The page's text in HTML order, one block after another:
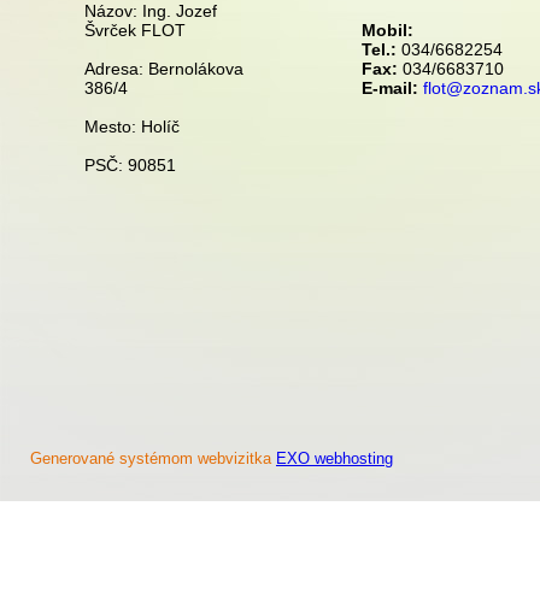
Názov: Ing. Jozef
Švrček FLOT
Adresa: Bernolákova
386/4
Mesto: Holíč
PSČ: 90851
Mobil:
Tel.: 034/6682254
Fax: 034/6683710
E-mail:
Generované systémom webvizitka EXO webhosting